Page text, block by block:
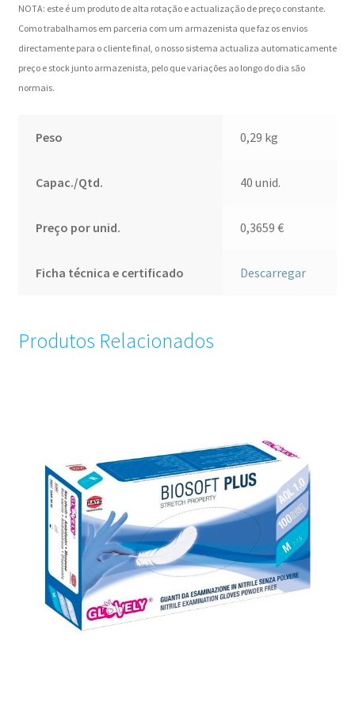
NOTA: este é um produto de alta rotação e actualização de preço constante.
Como trabalhamos em parceria com um armazenista que faz os envios
directamente para o cliente final, o nosso sistema actualiza automaticamente
preço e stock junto armazenista, pelo que variações ao longo do dia são
normais.
Peso 0,29 kg
Capac./Qtd. 40 unid.
Preço por unid. 0,3659€
Ficha técnica e certificado Descarregar
Produtos Relacionados